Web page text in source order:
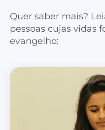
Quer saber mais?
pessoas cujas vidas
evangelho: